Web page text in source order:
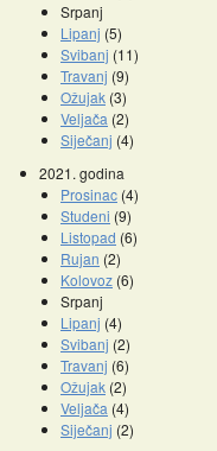
Srpanj
Lipanj (5)
Svibanj (11)
Travanj (9)
Ožujak (3)
Veljača (2)
Siječanj (4)
2021. godina
Prosinac (4)
Studeni (9)
Listopad (6)
Rujan (2)
Kolovoz (6)
Srpanj
Lipanj (4)
Svibanj (2)
Travanj (6)
Ožujak (2)
Veljača (4)
Siječanj (2)